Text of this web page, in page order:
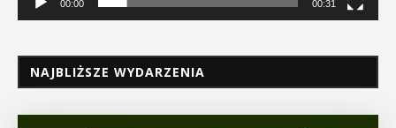
00:00 00:31
NAJBLIŻSZE WYDARZENIA